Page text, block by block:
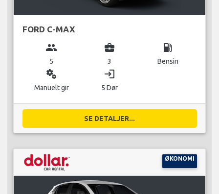
FORD C-MAX
group
5
business_center
3
local_gas_station
Bensin
miscellaneous_services
Manuelt gir
login
5 Dør
SE DETALJER...
ØKONOMI